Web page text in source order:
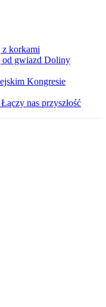
z korkami
od gwiazd Doliny
Kongresie
nas przyszłość